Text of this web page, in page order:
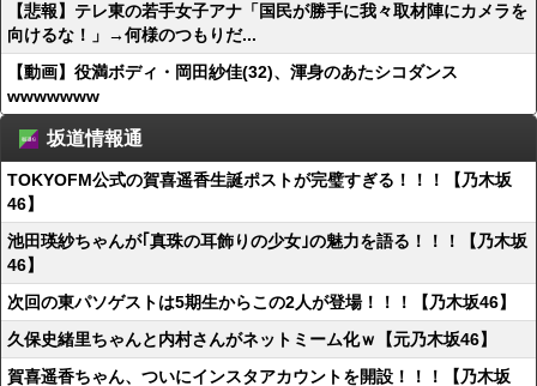
【悲報】テレ東の若手女子アナ「国民が勝手に我々取材陣にカメラを
向けるな！」→何様のつもりだ...
【動画】役満ボディ・岡田紗佳(32)、渾身のあたシコダンス
wwwwwww
坂道情報通
TOKYOFM公式の賀喜遥香生誕ポストが完璧すぎる！！！【乃木坂
46】
池田瑛紗ちゃんが｢真珠の耳飾りの少女｣の魅力を語る！！！【乃木坂
46】
次回の東パソゲストは5期生からこの2人が登場！！！【乃木坂46】
久保史緒里ちゃんと内村さんがネットミーム化ｗ【元乃木坂46】
賀喜遥香ちゃん、ついにインスタアカウントを開設！！！【乃木坂